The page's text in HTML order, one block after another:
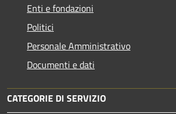
Enti e fondazioni
Politici
Personale Amministrativo
Documenti e dati
CATEGORIE DI SERVIZIO